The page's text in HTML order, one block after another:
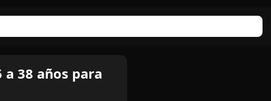
a 38 años para